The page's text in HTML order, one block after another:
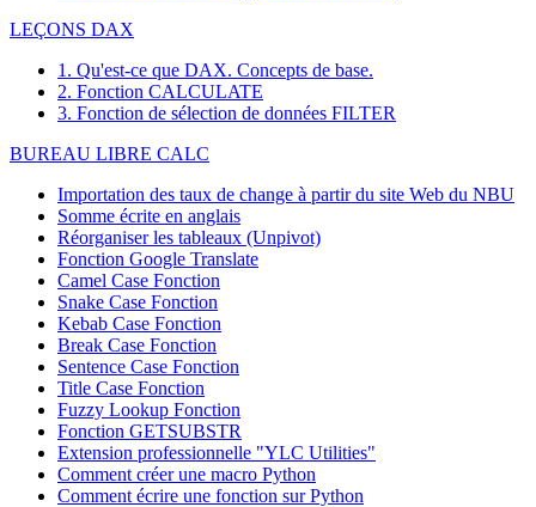
LEÇONS DAX
1. Qu'est-ce que DAX. Concepts de base.
2. Fonction CALCULATE
3. Fonction de sélection de données FILTER
BUREAU LIBRE CALC
Importation des taux de change à partir du site Web du NBU
Somme écrite en anglais
Réorganiser les tableaux (Unpivot)
Fonction Google Translate
Camel Case Fonction
Snake Case Fonction
Kebab Case Fonction
Break Case Fonction
Sentence Case Fonction
Title Case Fonction
Fuzzy Lookup Fonction
Fonction GETSUBSTR
Extension professionnelle "YLC Utilities"
Comment créer une macro Python
Comment écrire une fonction sur Python